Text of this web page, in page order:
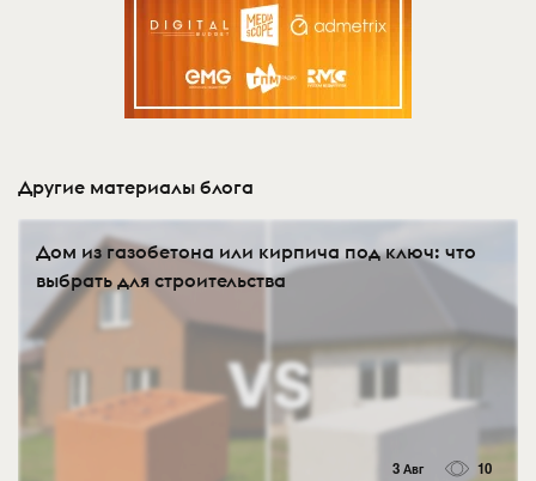
Другие материалы блога
Дом из газобетона или кирпича под ключ: что
выбрать для строительства
3 Авг 10